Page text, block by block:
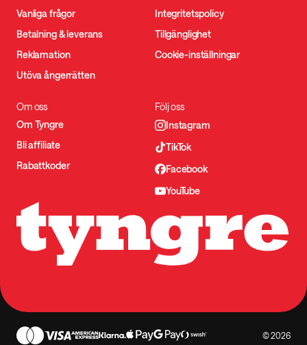
Vanliga frågor
Betalning & leverans
Reklamation
Utöva ångerrätten
Integritetspolicy
Tillgänglighet
Cookie-inställningar
Om oss
Om Tyngre
Bli affiliate
Rabattkoder
Följ oss
Instagram
TikTok
Facebook
YouTube
© 2026